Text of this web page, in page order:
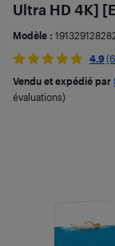
Ultra HD 4K]
Modèle :
4.9
Vendu et expédié par
évaluations)